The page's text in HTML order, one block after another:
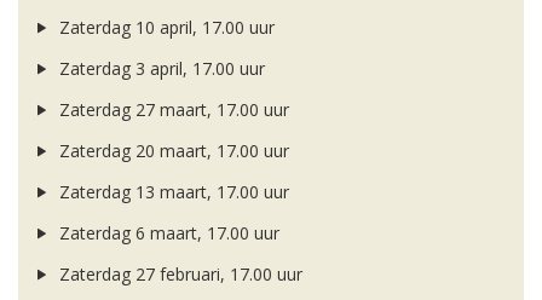
Zaterdag 10 april, 17.00 uur
Zaterdag 3 april, 17.00 uur
Zaterdag 27 maart, 17.00 uur
Zaterdag 20 maart, 17.00 uur
Zaterdag 13 maart, 17.00 uur
Zaterdag 6 maart, 17.00 uur
Zaterdag 27 februari, 17.00 uur